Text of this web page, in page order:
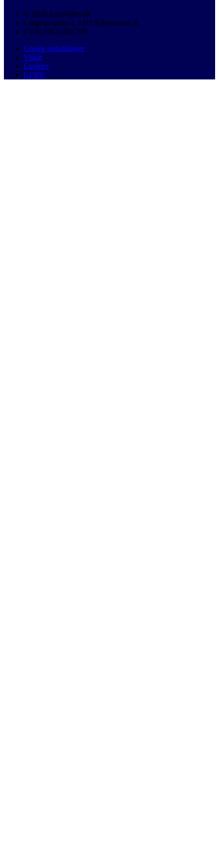
© 2026 Autobutler.dk
Langebrogade 4, 1411 København K
CVR: DK32891799
Cookie-indstillinger
Vilkår
Cookies
GDPR